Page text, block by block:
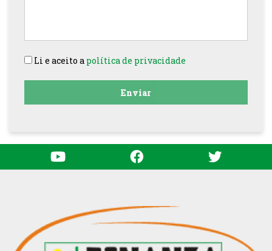
Li e aceito a política de privacidade
Enviar